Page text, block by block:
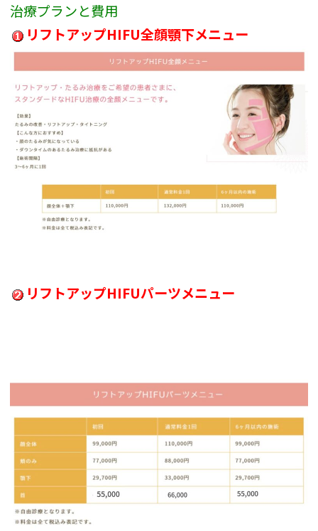
治療プランと費用
リフトアップHIFU全顔顎下メニュー
リフトアップHIFUパーツメニュー